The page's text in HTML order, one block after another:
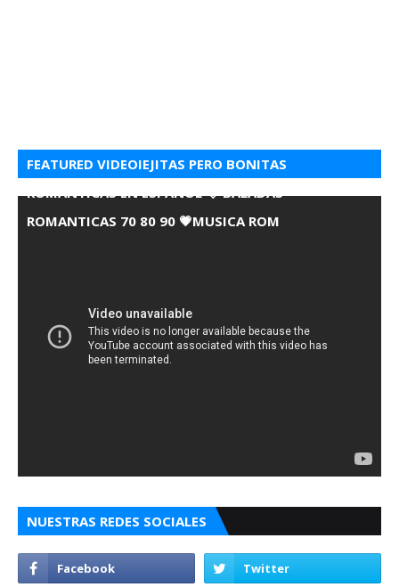
FEATURED VIDEOIEJITAS PERO BONITAS
ROMANTICAS EN ESPANOL 💘 BALADAS
ROMANTICAS 70 80 90 💗MUSICA ROM
NUESTRAS REDES SOCIALES